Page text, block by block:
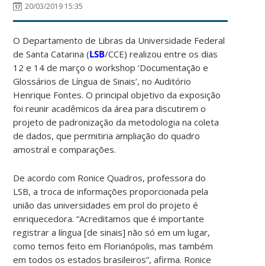
20/03/2019 15:35
O Departamento de Libras da Universidade Federal
de Santa Catarina (LSB/CCE) realizou entre os dias
12 e 14 de março o workshop ‘Documentação e
Glossários de Língua de Sinais’, no Auditório
Henrique Fontes. O principal objetivo da exposição
foi reunir acadêmicos da área para discutirem o
projeto de padronização da metodologia na coleta
de dados, que permitiria ampliação do quadro
amostral e comparações.
De acordo com Ronice Quadros, professora do
LSB, a troca de informações proporcionada pela
união das universidades em prol do projeto é
enriquecedora. “Acreditamos que é importante
registrar a língua [de sinais] não só em um lugar,
como temos feito em Florianópolis, mas também
em todos os estados brasileiros”, afirma. Ronice